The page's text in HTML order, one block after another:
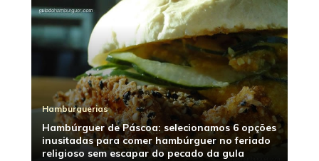
Hamburguerias
Hambúrguer de Páscoa: selecionamos 6 opções
inusitadas para comer hambúrguer no feriado
religioso sem escapar do pecado da gula